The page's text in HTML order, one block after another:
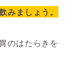
みましょう。
のはたらきを